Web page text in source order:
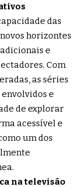
das
horizontes
e
Com
as séries
e
de explorar
acessível e
um dos
na televisão